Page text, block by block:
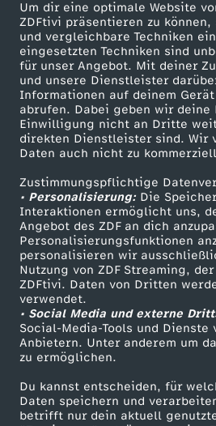
Um dir eine optimale Website
ZDFtivi präsentieren zu können,
und vergleichbare Techniken
eingesetzten Techniken sind
für unser Angebot. Mit deiner
und unsere Dienstleister
Informationen auf deinem
abrufen. Dabei geben wir deine
Einwilligung nicht an Dritte
direkten Dienstleister sind. Wir
Daten auch nicht zu
Zustimmungspflichtige
• Personalisierung:Die
Interaktionen ermöglicht uns,
Angebot des ZDF an dich
Personalisierungsfunktionen
personalisieren wir
Nutzung von ZDF Streaming,
ZDFtivi. Daten von Dritten
verwendet.
• Social Media und externe
Social-Media-Tools und Dienste
Anbietern. Unter anderem um
zu ermöglichen.
Du kannst entscheiden, für
Daten speichern und
betrifft nur dein aktuell
-
E
r
k
e
n
n
s
t
D
U
Mehr ZDF
ZDF-Apps
Smart TV
ZDFtext
Livestreams
Sendungen A-Z
TV-Programm
Hilfe
ZDF Unternehmen
Karriere
ZDF goes Schule
Werbefernsehen